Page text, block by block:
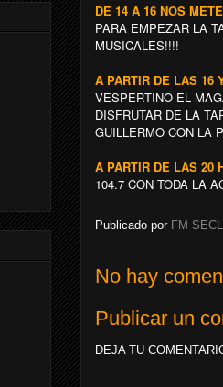
DE 14 A 16 NOS
PARA EMPEZAR LA
MUSICALES!!!!
A PARTIR DE LAS 16
VESPERTINO EL
DISFRUTAR DE LA
GUILLERMO CON LA
A PARTIR DE LAS 20
104.7 CON TODA LA
Publicado por FM
No hay
Publicar un
DEJA TU